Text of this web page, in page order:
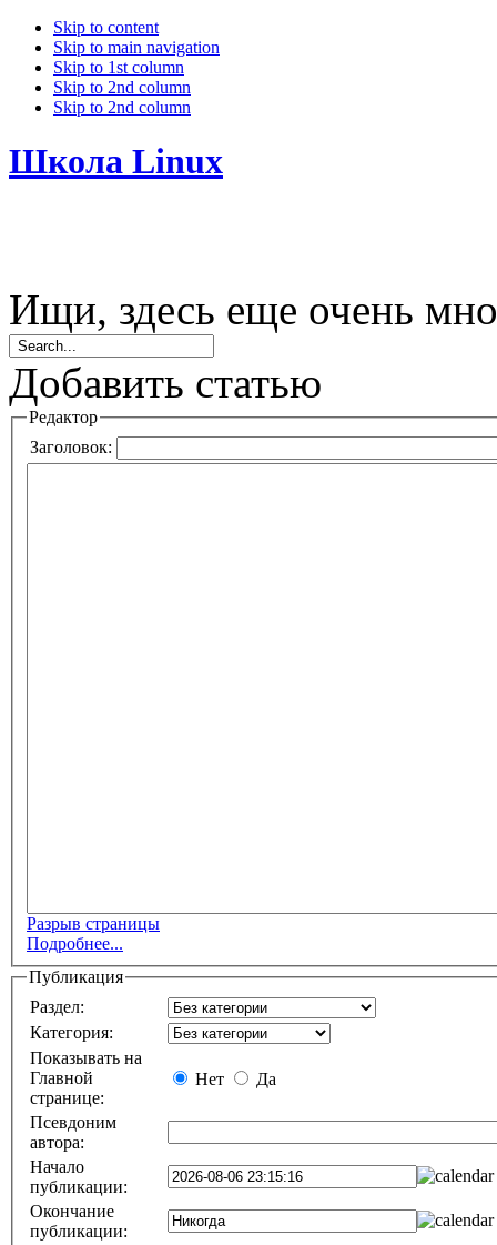
Skip to content
Skip to main navigation
Skip to 1st column
Skip to 2nd column
Skip to 2nd column
Школа Linux
Ищи, здесь еще очень
Добавить статью
Редактор
Заголовок:
Разрыв страницы
Подробнее...
Публикация
Раздел:
Категория:
Показывать на
Главной
странице:
Нет Да
Псевдоним
автора:
Начало
публикации:
Окончание
публикации: